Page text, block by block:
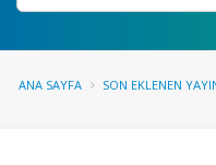
ANA SAYFA SON EKLENEN